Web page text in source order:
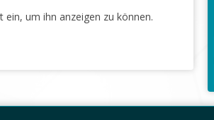
um ihn anzeigen zu können.